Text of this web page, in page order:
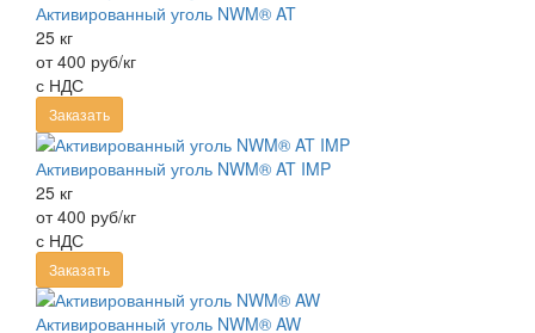
Активированный уголь NWM® AT
25 кг
от 400 руб/кг
с НДС
Заказать
Активированный уголь NWM® AT IMP
25 кг
от 400 руб/кг
с НДС
Заказать
Активированный уголь NWM® AW